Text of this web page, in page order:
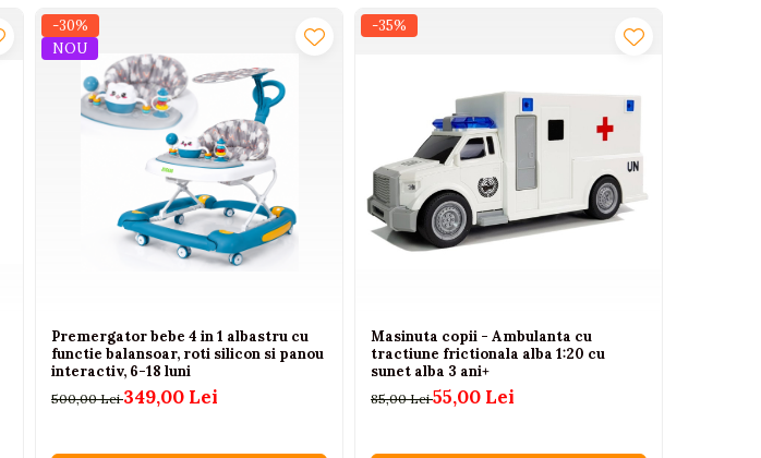
-30%
NOU
Premergator bebe 4 in 1 albastru cu
functie balansoar, roti silicon si panou
interactiv, 6-18 luni
500,00 Lei349,00 Lei
-35%
Masinuta copii - Ambulanta cu
tractiune frictionala alba 1:20 cu
sunet alba 3 ani+
85,00 Lei55,00 Lei